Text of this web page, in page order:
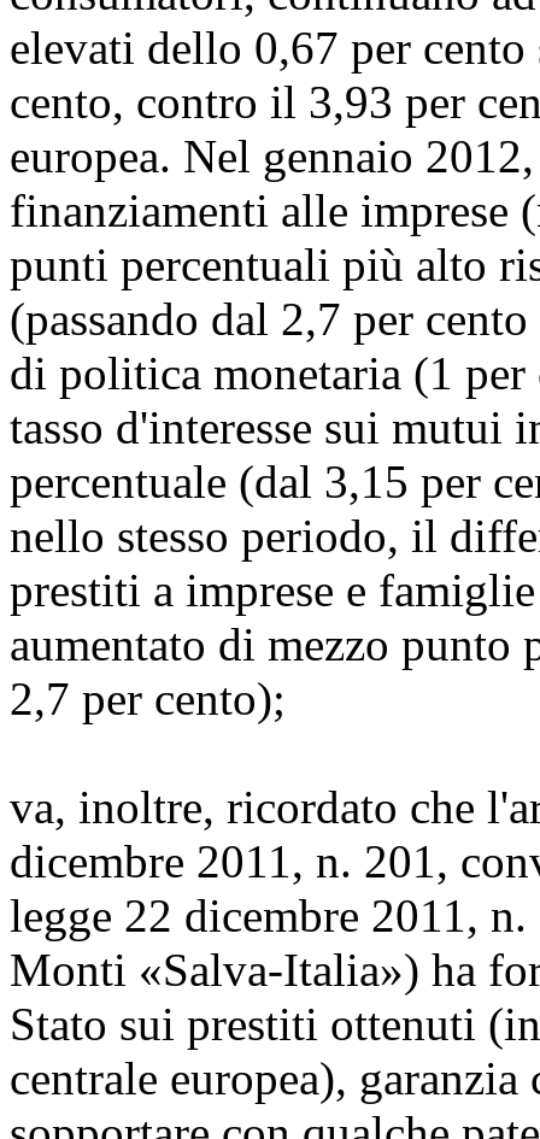
elevati dello 0,67 per
cento, contro il 3,93 per
europea. Nel gennaio
finanziamenti alle imprese
punti percentuali più alto
(passando dal 2,7 per
di politica monetaria (1
tasso d'interesse sui
percentuale (dal 3,15 per
nello stesso periodo, il
prestiti a imprese e
aumentato di mezzo punto
2,7 per cento);
va, inoltre, ricordato che
dicembre 2011, n. 201,
legge 22 dicembre 2011,
Monti «Salva-Italia») ha
Stato sui prestiti ottenuti
centrale europea),